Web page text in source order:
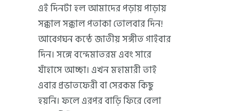
এই দিনটা হল আমাদের পড়ায় পাড়ায়
সক্কাল সক্কাল পতাকা তোলবার দিন!
আবেগঘন কন্ঠে জাতীয় সঙ্গীত গাইবার
দিন। সঙ্গে বন্দেমাতরম এবং সারে
যাঁহাসে আচ্ছা। এখন মহামারী তাই
এবার প্রভাতফেরী বা সেরকম কিছু
হয়নি। ফলে এরপর বাড়ি ফিরে বেলা